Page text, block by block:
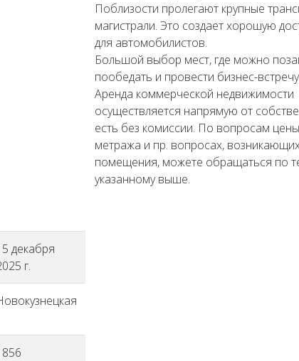
Поблизости пролегают крупные
магистрали. Это создает хорошую
для автомобилистов.
Большой выбор мест, где можно
пообедать и провести бизнес-
Аренда коммерческой недвижимости
осуществляется напрямую от
есть без комиссии. По вопросам
метража и пр. вопросах,
помещения, можете обращаться по
указанному выше.
декабря
г.